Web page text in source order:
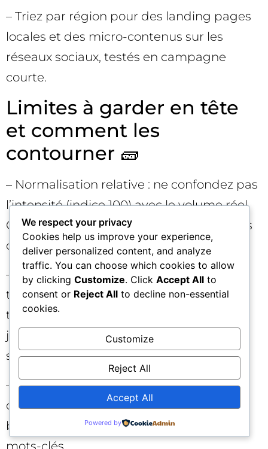
– Triez par région pour des landing pages
locales et des micro-contenus sur les
réseaux sociaux, testés en campagne
courte.
Limites à garder en tête
et comment les
contourner 🧱
– Normalisation relative : ne confondez pas
l’intensité (indice 100) avec le volume réel.
Croisez avec vos données de trafic, ventes
ou leads.
– Effet de tendance artificiel : des sujets
très médiatisés peuvent gonfler à court
terme. Surveillez la rétention après 7/30
jours grâce à la comparaison «
semaine/mois précédent ».
– Ambiguïtés sémantiques : utilisez les
catégories et les thèmes pour réduire le
bruit. Testez plusieurs formulations de
mots-clés.
We respect your privacy
Cookies help us improve your experience,
deliver personalized content, and analyze
traffic. You can choose which cookies to allow
by clicking Customize. Click Accept All to
consent or Reject All to decline non-essential
cookies.
Customize
Reject All
Accept All
Powered by